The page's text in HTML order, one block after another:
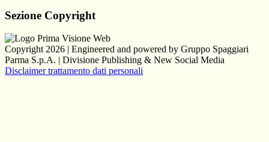
Sezione Copyright
Copyright 2026 | Engineered and powered by Gruppo Spaggiari
Parma S.p.A. | Divisione Publishing & New Social Media
Disclaimer trattamento dati personali